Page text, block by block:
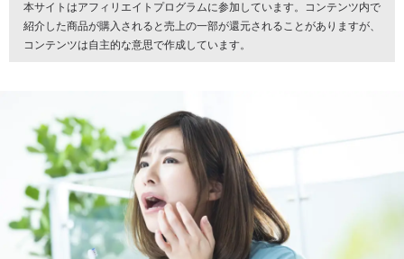
本サイトはアフィリエイトプログラムに参加しています。コンテンツ内で
紹介した商品が購入されると売上の一部が還元されることがありますが、
コンテンツは自主的な意思で作成しています。